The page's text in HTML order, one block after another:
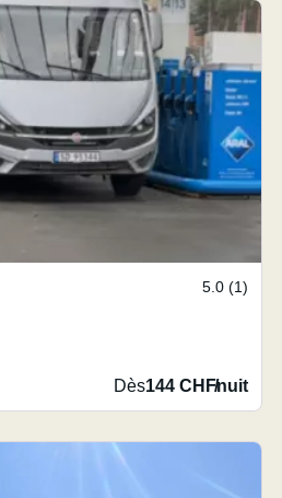
5.0 (1)
Dès144 CHF/nuit